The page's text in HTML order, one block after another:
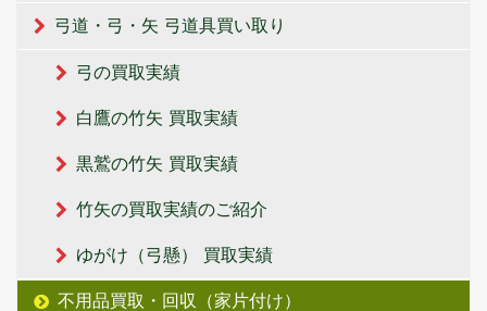
弓道・弓・矢 弓道具買い取り
弓の買取実績
白鷹の竹矢 買取実績
黒鷲の竹矢 買取実績
竹矢の買取実績のご紹介
ゆがけ（弓懸） 買取実績
不用品買取・回収（家片付け）